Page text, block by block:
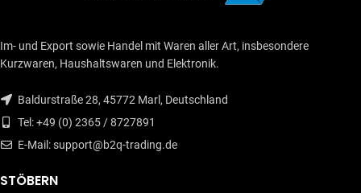
Im- und Export sowie Handel mit Waren aller Art, insbesondere
Kurzwaren, Haushaltswaren und Elektronik.
Baldurstraße 28, 45772 Marl, Deutschland
Tel: +49 (0) 2365 / 8727891
E-Mail: support@b2q-trading.de
STÖBERN